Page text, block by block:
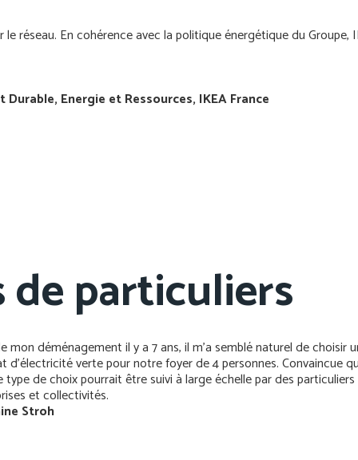
réseau. En cohérence avec la politique énergétique du Groupe,
Energie et Ressources, IKEA France
departiculiers
mon déménagement il y a 7 ans, il m’a semblé naturel de
d’électricité verte pour notre foyer de 4 personnes. Convaincue
type de choix pourrait être suivi à large échelle par des
et collectivités.
Stroh